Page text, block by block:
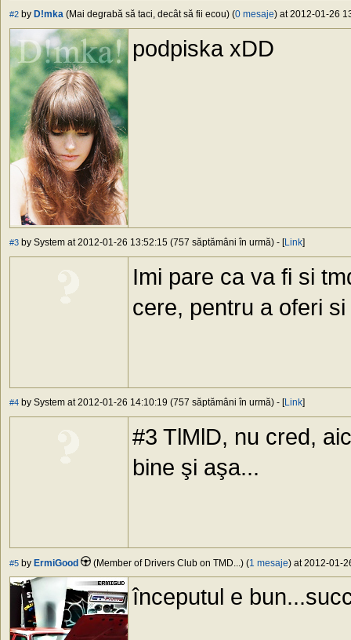
#2 by D!mka (Mai degrabă să taci, decât să fii ecou) (0 mesaje) at 2012-01-26
podpiska xDD
#3 by System at 2012-01-26 13:52:15 (757 săptămâni în urmă) - [Link]
Imi pare ca va fi si
cere, pentru a oferi
#4 by System at 2012-01-26 14:10:19 (757 săptămâni în urmă) - [Link]
#3 TlMlD, nu cred,
bine şi aşa...
#5 by ErmiGood (Member of Drivers Club on TMD...) (1 mesaje) at 2012-01-
începutul e